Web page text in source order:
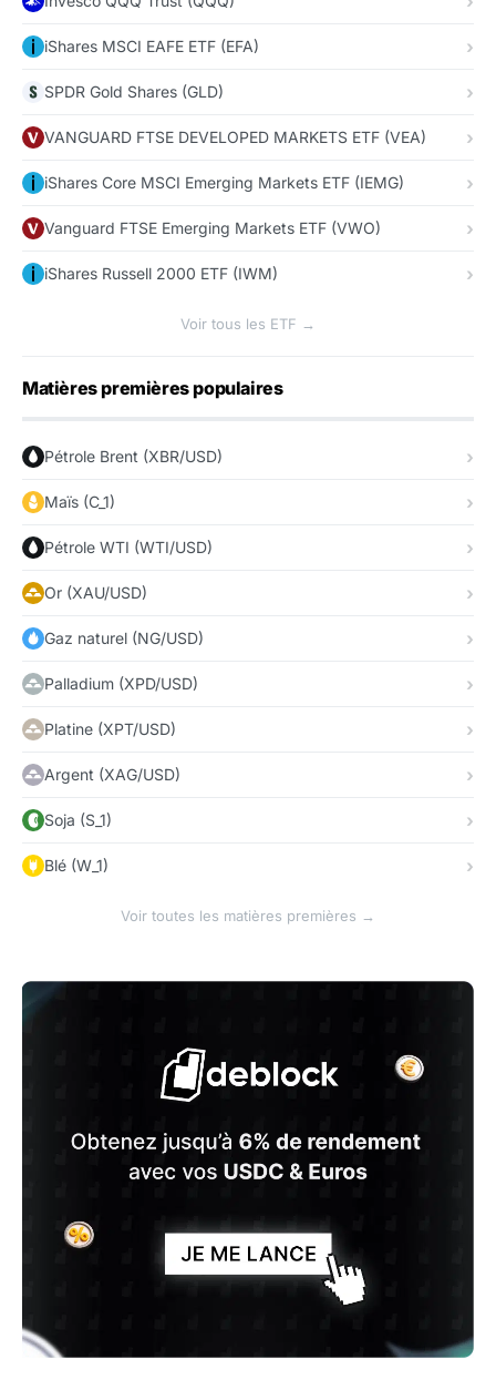
iShares MSCI EAFE ETF (EFA)
SPDR Gold Shares (GLD)
VANGUARD FTSE DEVELOPED MARKETS ETF (VEA)
iShares Core MSCI Emerging Markets ETF (IEMG)
Vanguard FTSE Emerging Markets ETF (VWO)
iShares Russell 2000 ETF (IWM)
Voir tous les ETF →
Matières premières populaires
Pétrole Brent (XBR/USD)
Maïs (C_1)
Pétrole WTI (WTI/USD)
Or (XAU/USD)
Gaz naturel (NG/USD)
Palladium (XPD/USD)
Platine (XPT/USD)
Argent (XAG/USD)
Soja (S_1)
Blé (W_1)
Voir toutes les matières premières →